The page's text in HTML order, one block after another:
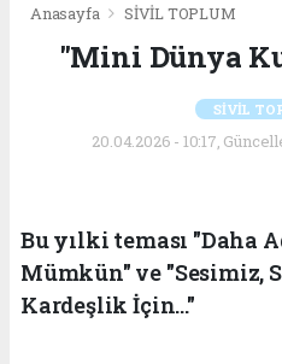
Anasayfa SİVİL TOPLUM
"Mini Dünya
SİVİL
20.04.2026 - 10:17,
Bu yılki teması "Daha
Mümkün" ve "Sesimiz,
Kardeşlik İçin..."